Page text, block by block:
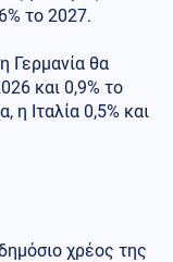
το 2027.
Γερμανία θα
και 0,9% το
η Ιταλία 0,5% και
χρέος της